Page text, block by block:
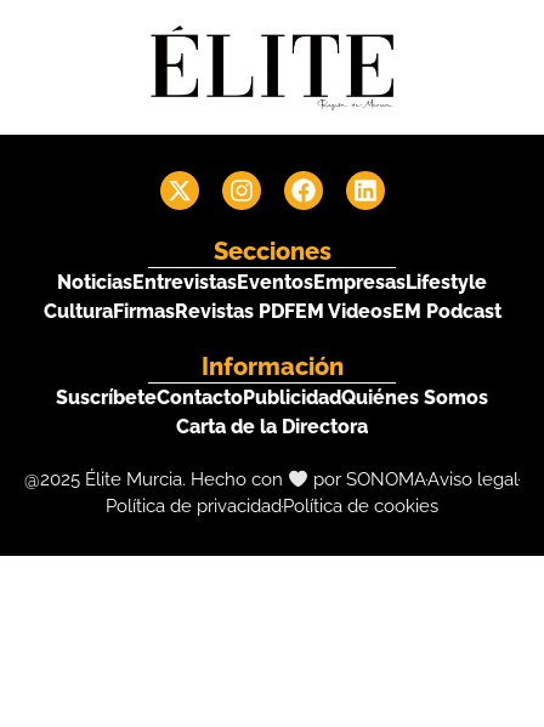
Secciones
NoticiasEntrevistasEventosEmpresasLifestyle
CulturaFirmasRevistas PDFEM VideosEM Podcast
Información
SuscríbeteContactoPublicidadQuiénes Somos
Carta de la Directora
@2025 Élite Murcia. Hecho con por SONOMAAviso legal
Política de privacidadPolítica de cookies